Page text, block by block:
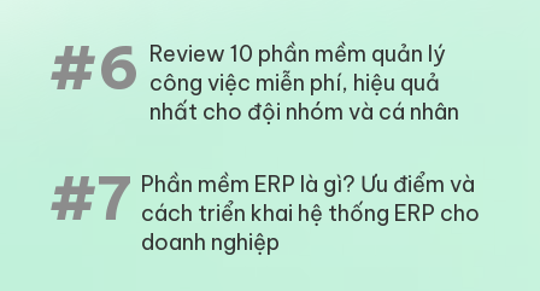
#6 Review 10 phần mềm quản lý
công việc miễn phí, hiệu quả
nhất cho đội nhóm và cá nhân
#7 Phần mềm ERP là gì? Ưu điểm và
cách triển khai hệ thống ERP cho
doanh nghiệp